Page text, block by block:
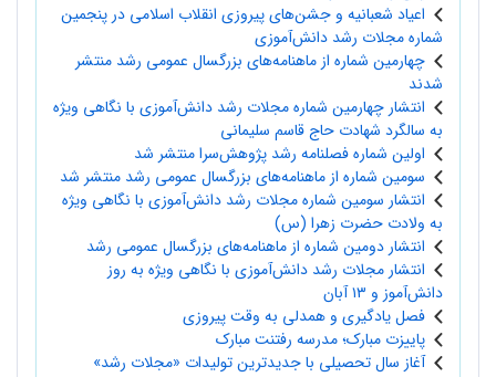
اعیاد شعبانیه و جشن‌های پیروزی انقلاب اسلامی در پنجمین
شماره مجلات رشد دانش‌آموزی
چهارمین شماره از ماهنامه‌های بزرگسال عمومی رشد منتشر
شدند
انتشار چهارمین شماره مجلات رشد دانش‌آموزی با نگاهی ویژه
به سالگرد شهادت حاج قاسم سلیمانی
اولین شماره فصلنامه رشد پژوهش‌سرا منتشر شد
سومین شماره از ماهنامه‌های بزرگسال عمومی رشد منتشر شد
انتشار سومین شماره مجلات رشد دانش‌آموزی با نگاهی ویژه
به ولادت حضرت زهرا (س)
انتشار دومین شماره از ماهنامه‌های بزرگسال عمومی رشد
انتشار مجلات رشد دانش‌آموزی با نگاهی ویژه به روز
دانش‌آموز و ۱۳ آبان
فصل یادگیری و همدلی به وقت پیروزی
پاییزت مبارک؛ مدرسه رفتنت مبارک
آغاز سال تحصیلی با جدیدترین تولیدات «مجلات رشد»